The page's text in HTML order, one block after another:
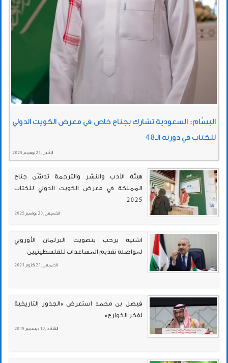
البسّام: السعودية تشارك بجناح خاص في معرض الكويت الدولي
للكتاب في دورته الـ48
الإثنين , 24 نوفمبر 2025
هيئة الأدب والنشر والترجمة تدشّن جناح
المملكة في معرض الكويت الدولي للكتاب
2025
الخميس , 20 نوفمبر 2025
اشتية يرحب بتصويت البرلمان الأوروبي
لمواصلة تقديم المساعدات للفلسطينيين
الخميس , 21 أكتوبر 2021
فيصل بن محمد استعرض «الجذور التاريخية
لفكر الخوارج»
الثلاثاء , 10 ديسمبر 2019